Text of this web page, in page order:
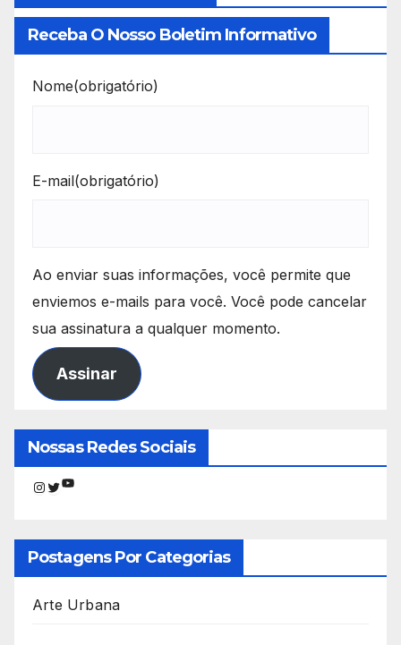
Receba O Nosso Boletim Informativo
Nome(obrigatório)
E-mail(obrigatório)
Ao enviar suas informações, você permite que
enviemos e-mails para você. Você pode cancelar
sua assinatura a qualquer momento.
Assinar
Nossas Redes Sociais
Instagram
Twitter
Youtube
Postagens Por Categorias
Arte Urbana